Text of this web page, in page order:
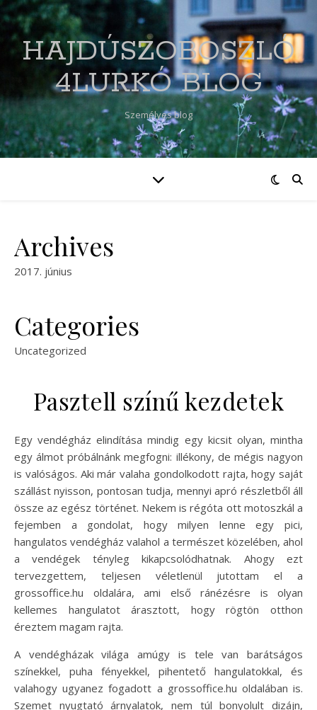
HAJDÚSZOBOSZLÓ
4LURKÓ BLOG
Személyes blog
Archives
2017. június
Categories
Uncategorized
Pasztell színű kezdetek
Egy vendégház elindítása mindig egy kicsit olyan, mintha
egy álmot próbálnánk megfogni: illékony, de mégis nagyon
is valóságos. Aki már valaha gondolkodott rajta, hogy saját
szállást nyisson, pontosan tudja, mennyi apró részletből áll
össze az egész történet. Nekem is régóta ott motoszkál a
fejemben a gondolat, hogy milyen lenne egy pici,
hangulatos vendégház valahol a természet közelében, ahol
a vendégek tényleg kikapcsolódhatnak. Ahogy ezt
tervezgettem, teljesen véletlenül jutottam el a
grossoffice.hu oldalára, ami első ránézésre is olyan
kellemes hangulatot árasztott, hogy rögtön otthon
éreztem magam rajta.
A vendégházak világa amúgy is tele van barátságos
színekkel, puha fényekkel, pihentető hangulatokkal, és
valahogy ugyanez fogadott a grossoffice.hu oldalában is.
Szemet nyugtató árnyalatok, nem túl bonyolult dizájn,